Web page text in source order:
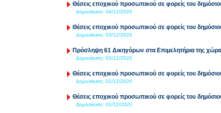
Θέσεις εποχικού προσωπικού σε φορείς του
Δημοσίευση: 04/12/2020
Θέσεις εποχικού προσωπικού σε φορείς του
Δημοσίευση: 03/12/2020
Πρόσληψη 61 Δικηγόρων στα Επιμελητήρια της
Δημοσίευση: 03/12/2020
Θέσεις εποχικού προσωπικού σε φορείς του
Δημοσίευση: 02/12/2020
Θέσεις εποχικού προσωπικού σε φορείς του
Δημοσίευση: 01/12/2020